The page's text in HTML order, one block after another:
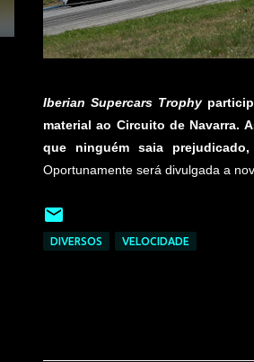
Iberian Supercars Trophy
material ao Circuito de Navarra.
que ninguém saia
Oportunamente será divulgada a
DIVERSOS VELOCIDADE